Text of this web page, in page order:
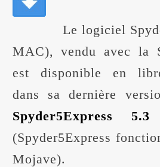
Le logiciel
MAC), vendu avec la
est disponible en
dans sa dernière
Spyder5Express
(Spyder5Express
Mojave).